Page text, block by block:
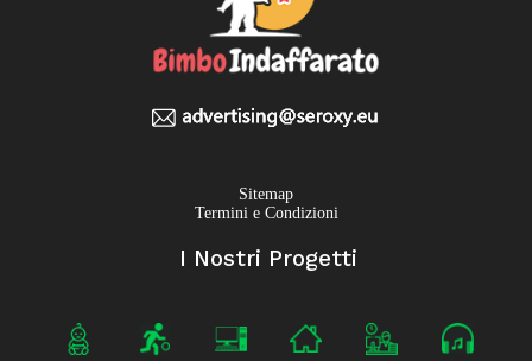
Sitemap
Termini e Condizioni
I Nostri Progetti